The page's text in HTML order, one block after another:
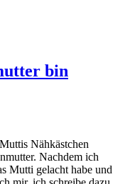
bin
Nähkästchen
Nachdem ich
Mutti gelacht habe und